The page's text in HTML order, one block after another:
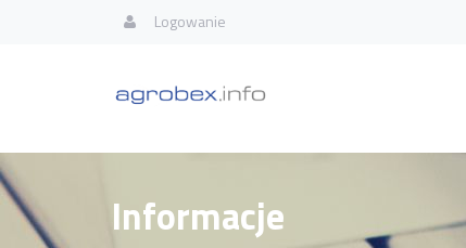
Logowanie
Informacje